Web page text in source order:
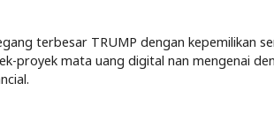
terbesar TRUMP dengan kepemilikan
proyek mata uang digital nan mengenai